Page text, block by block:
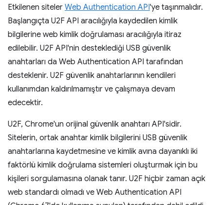
Etkilenen siteler Web Authentication API'ye taşınmalıdır.
Başlangıçta U2F API aracılığıyla kaydedilen kimlik
bilgilerine web kimlik doğrulaması aracılığıyla itiraz
edilebilir. U2F API'nin desteklediği USB güvenlik
anahtarları da Web Authentication API tarafından
desteklenir. U2F güvenlik anahtarlarının kendileri
kullanımdan kaldırılmamıştır ve çalışmaya devam
edecektir.
U2F, Chrome'un orijinal güvenlik anahtarı API'sidir.
Sitelerin, ortak anahtar kimlik bilgilerini USB güvenlik
anahtarlarına kaydetmesine ve kimlik avına dayanıklı iki
faktörlü kimlik doğrulama sistemleri oluşturmak için bu
kişileri sorgulamasına olanak tanır. U2F hiçbir zaman açık
web standardı olmadı ve Web Authentication API